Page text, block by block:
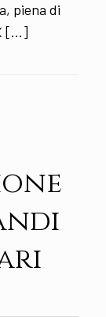
piena di
[…]